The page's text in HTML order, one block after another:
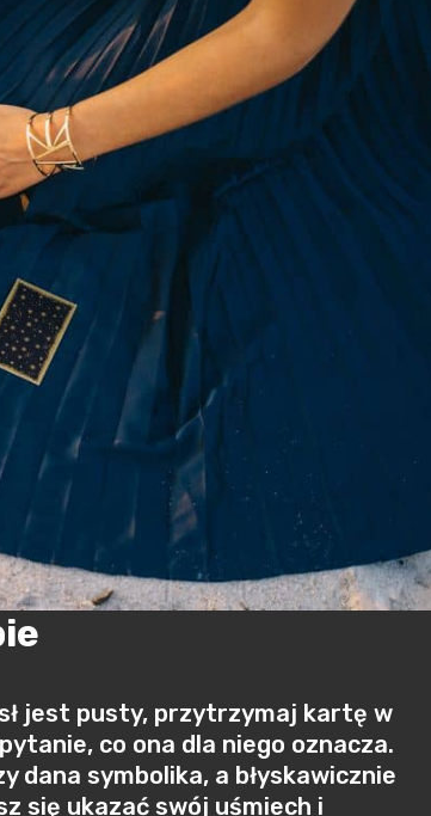
jest pusty, przytrzymaj kartę w
co ona dla niego oznacza.
symbolika, a błyskawicznie
się ukazać swój uśmiech i